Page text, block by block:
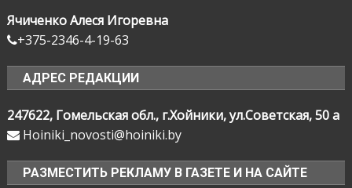
Ячиченко Алеся Игоревна
+375-2346-4-19-63
АДРЕС РЕДАКЦИИ
247622, Гомельская обл., г.Хойники, ул.Советская, 50 а
Hoiniki_novosti@hoiniki.by
РАЗМЕСТИТЬ РЕКЛАМУ В ГАЗЕТЕ И НА САЙТЕ